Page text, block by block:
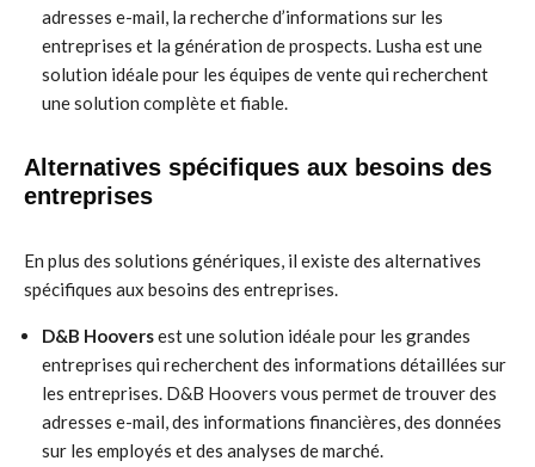
adresses e-mail, la recherche d’informations sur les
entreprises et la génération de prospects. Lusha est une
solution idéale pour les équipes de vente qui recherchent
une solution complète et fiable.
Alternatives spécifiques aux besoins des
entreprises
En plus des solutions génériques, il existe des alternatives
spécifiques aux besoins des entreprises.
D&B Hooversest une solution idéale pour les grandes
entreprises qui recherchent des informations détaillées sur
les entreprises. D&B Hoovers vous permet de trouver des
adresses e-mail, des informations financières, des données
sur les employés et des analyses de marché.